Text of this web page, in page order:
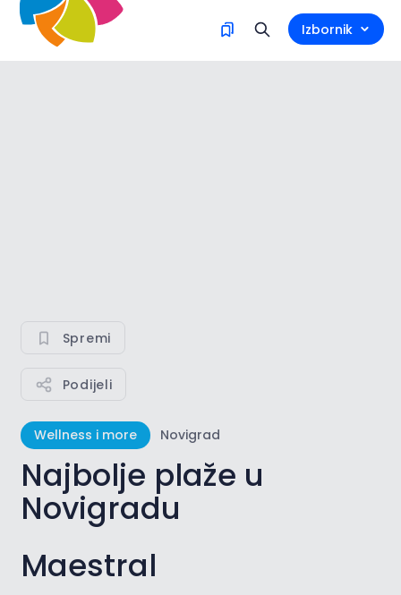
Izbornik
Spremi
Podijeli
Wellness i more Novigrad
Najbolje plaže u
Novigradu
Maestral